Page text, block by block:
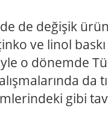
de değişik
ve linol
o dönemde
da
gibi